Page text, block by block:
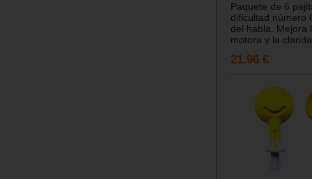
Paquete de 6
dificultad número
del habla. Mejora
motora y la
21.96 €